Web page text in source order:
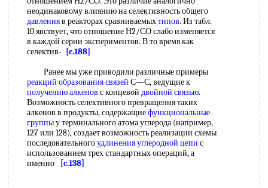
неодинаковому влиянию на селективность общего
давленияв реакторах сравниваемыхтипов. Из табл.
10 явствует, что отношение Н2/СО слабо изменяется
в каждой серии экспериментов. В то время как
селектив-
[c.188]
Ранее мы уже приводили различные примеры
реакций образования связей С—С, ведущие к
получению алкенов с концевой двойной связью.
Возможность селективного превращения таких
алкенов в продукты, содержащиефункциональные
группыу терминального атома углерода (например,
127 или 128), создает возможность реализации схемы
последовательногоудлинения углеродной цепи с
использованием трех стандартных операций, а
именно
[c.138]